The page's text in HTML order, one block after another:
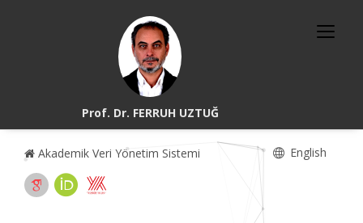
Prof. Dr. FERRUH UZTUĞ
Akademik Veri Yönetim Sistemi English